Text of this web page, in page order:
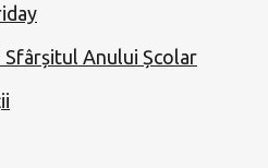
Sfârșitul Anului Școlar